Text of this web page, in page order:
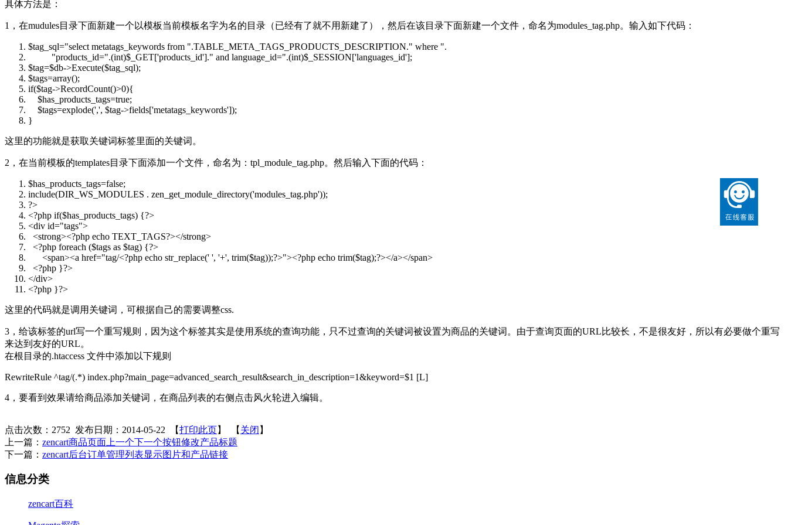
具体方法是：
1，在mudules目录下面新建一个以模板当前模板名字为名的目录（已经有了就不用新建了），然后在该目录下面新建一个文件，命名为modules_tag.php。输入如下代码：
$tag_sql="select metatags_keywords from ".TABLE_META_TAGS_PRODUCTS_DESCRIPTION." where ".
"products_id=".(int)$_GET['products_id']." and language_id=".(int)$_SESSION['languages_id'];
$tag=$db->Execute($tag_sql);
$tags=array();
if($tag->RecordCount()>0){
$has_products_tags=true;
$tags=explode(',', $tag->fields['metatags_keywords']);
}
这里的功能就是获取关键词标签里面的关键词。
2，在当前模板的templates目录下面添加一个文件，命名为：tpl_module_tag.php。然后输入下面的代码：
$has_products_tags=false;
include(DIR_WS_MODULES . zen_get_module_directory('modules_tag.php'));
?>
<?php if($has_products_tags) {?>
<div id="tags">
<strong><?php echo TEXT_TAGS?></strong>
<?php foreach ($tags as $tag) {?>
<span><a href="tag/<?php echo str_replace(' ', '+', trim($tag));?>"><?php echo trim($tag);?></a></span>
<?php }?>
</div>
<?php }?>
这里的代码就是调用关键词，可根据自己的需要调整css.
3，给该标签的url写一个重写规则，因为这个标签其实是使用系统的查询功能，只不过查询的关键词被设置为商品的关键词。由于查询页面的URL比较长，不是很友好，所以有必要做个重写
来达到友好的URL。
在根目录的.htaccess 文件中添加以下规则
RewriteRule ^tag/(.*) index.php?main_page=advanced_search_result&search_in_description=1&keyword=$1 [L]
4，要看到效果请给商品添加关键词，在商品列表的右侧点击风火轮进入编辑。
点击次数： 2752 发布日期：2014-05-22 【打印此页】 【 关闭 】
上一篇： zencart商品页面上一个下一个按钮修改产品标题
下一篇： zencart后台订单管理列表显示图片和产品链接
信息分类
zencart百科